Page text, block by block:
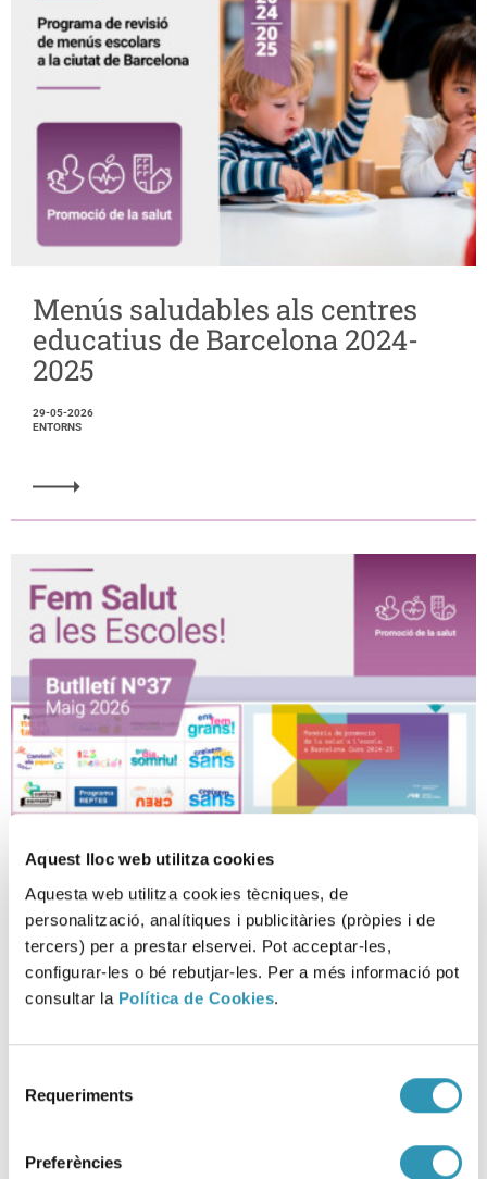
Aquest lloc web utilitza cookies
Aquesta web utilitza cookies tècniques, de
personalització, analítiques i publicitàries (pròpies i de
tercers) per a prestar elservei. Pot acceptar-les,
configurar-les o bé rebutjar-les. Per a més informació pot
consultar la Política de Cookies.
Requeriments
Preferències
Menús saludables als centres
educatius de Barcelona 2024-
2025
29-05-2026
ENTORNS
Fem Salut a les escoles! Butlletí
37
ENTORNS